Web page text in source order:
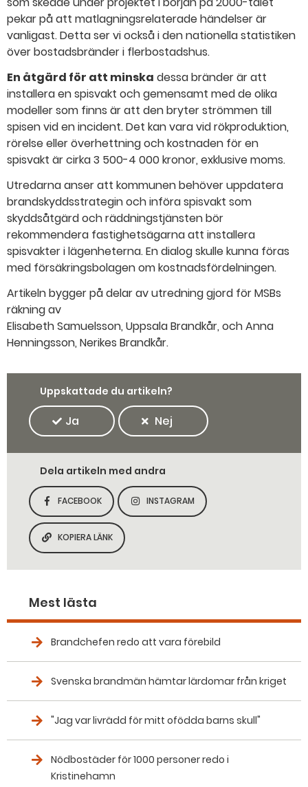
pekar på att matlagningsrelaterade händelser är
vanligast. Detta ser vi också i den nationella statistiken
över bostadsbränder i flerbostadshus.
En åtgärd för att minska dessa bränder är att
installera en spisvakt och gemensamt med de olika
modeller som finns är att den bryter strömmen till
spisen vid en incident. Det kan vara vid rökproduktion,
rörelse eller överhettning och kostnaden för en
spisvakt är cirka 3 500-4 000 kronor, exklusive moms.
Utredarna anser att kommunen behöver uppdatera
brandskyddsstrategin och införa spisvakt som
skyddsåtgärd och räddningstjänsten bör
rekommendera fastighetsägarna att installera
spisvakter i lägenheterna. En dialog skulle kunna föras
med försäkringsbolagen om kostnadsfördelningen.
Artikeln bygger på delar av utredning gjord för MSBs
räkning av
Elisabeth Samuelsson, Uppsala Brandkår, och Anna
Henningsson, Nerikes Brandkår.
Uppskattade du artikeln?
Ja Nej
Dela artikeln med andra
DELA SIDAN PÅ
FACEBOOK
DELA SIDAN PÅ
INSTAGRAM
KOPIERA SIDANS LÄNK
KOPIERA LÄNK
Mest lästa
Brandchefen redo att vara förebild
Svenska brandmän hämtar lärdomar från kriget
"Jag var livrädd för mitt ofödda barns skull"
Nödbostäder för 1000 personer redo i
Kristinehamn